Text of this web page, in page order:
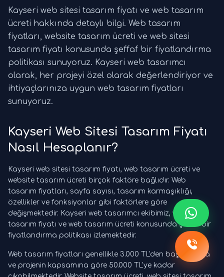
Kayseri web sitesi tasarım fiyatı ve web tasarım
ücreti hakkında detaylı bilgi. Web tasarım
fiyatları, website tasarım ücreti ve web sitesi
tasarım fiyatı konusunda şeffaf bir fiyatlandırma
politikası sunuyoruz. Kayseri web tasarımcı
olarak, her projeyi özel olarak değerlendiriyor ve
ihtiyaçlarınıza uygun web tasarım fiyatları
sunuyoruz.
Kayseri Web Sitesi Tasarım Fiyatı
Nasıl Hesaplanır?
Kayseri web sitesi tasarım fiyatı, web tasarım ücreti ve
website tasarım ücreti birçok faktöre bağlıdır. Web
tasarım fiyatları, sayfa sayısı, tasarım karmaşıklığı,
özellikler ve fonksiyonlar gibi faktörlere göre
değişmektedir. Kayseri web tasarımcı ekibimiz, web sitesi
tasarım fiyatı ve web tasarım ücreti konusunda şeffaf bir
fiyatlandırma politikası izlemektedir.
Web tasarım fiyatları genellikle 3.000 TL'den başlamakta
ve projenin kapsamına göre 50.000 TL'ye kadar